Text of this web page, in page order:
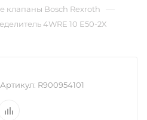
клапаны Bosch Rexroth —
4WRE 10 E50-2X
Артикул: R900954101